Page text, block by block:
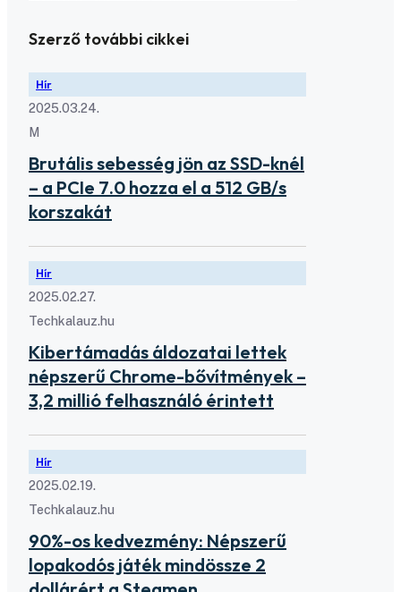
Szerző további cikkei
Hír
2025.03.24.
M
Brutális sebesség jön az SSD-knél
– a PCIe 7.0 hozza el a 512 GB/s
korszakát
Hír
2025.02.27.
Techkalauz.hu
Kibertámadás áldozatai lettek
népszerű Chrome-bővítmények –
3,2 millió felhasználó érintett
Hír
2025.02.19.
Techkalauz.hu
90%-os kedvezmény: Népszerű
lopakodós játék mindössze 2